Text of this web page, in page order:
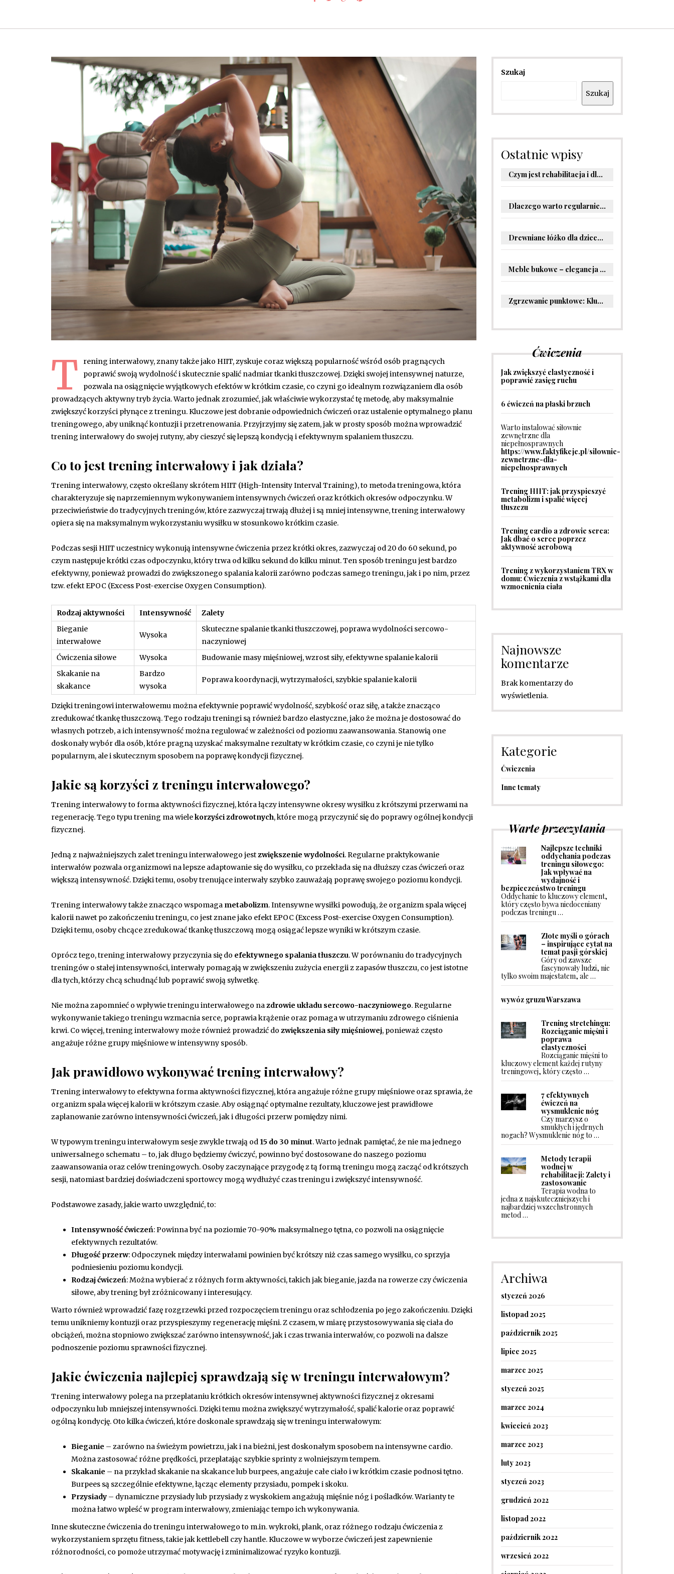
T
rening interwałowy, znany także jako HIIT, zyskuje coraz większą popularność wśród osób pragnących
poprawić swoją wydolność i skutecznie spalić nadmiar tkanki tłuszczowej. Dzięki swojej intensywnej naturze,
pozwala na osiągnięcie wyjątkowych efektów w krótkim czasie, co czyni go idealnym rozwiązaniem dla osób
prowadzących aktywny tryb życia. Warto jednak zrozumieć, jak właściwie wykorzystać tę metodę, aby maksymalnie
zwiększyć korzyści płynące z treningu. Kluczowe jest dobranie odpowiednich ćwiczeń oraz ustalenie optymalnego planu
treningowego, aby uniknąć kontuzji i przetrenowania. Przyjrzyjmy się zatem, jak w prosty sposób można wprowadzić
trening interwałowy do swojej rutyny, aby cieszyć się lepszą kondycją i efektywnym spalaniem tłuszczu.
Co to jest trening interwałowy i jak działa?
Trening interwałowy, często określany skrótem HIIT (High-Intensity Interval Training), to metoda treningowa, która
charakteryzuje się naprzemiennym wykonywaniem intensywnych ćwiczeń oraz krótkich okresów odpoczynku. W
przeciwieństwie do tradycyjnych treningów, które zazwyczaj trwają dłużej i są mniej intensywne, trening interwałowy
opiera się na maksymalnym wykorzystaniu wysiłku w stosunkowo krótkim czasie.
Podczas sesji HIIT uczestnicy wykonują intensywne ćwiczenia przez krótki okres, zazwyczaj od 20 do 60 sekund, po
czym następuje krótki czas odpoczynku, który trwa od kilku sekund do kilku minut. Ten sposób treningu jest bardzo
efektywny, ponieważ prowadzi do zwiększonego spalania kalorii zarówno podczas samego treningu, jak i po nim, przez
tzw. efekt EPOC (Excess Post-exercise Oxygen Consumption).
Rodzaj aktywności Intensywność
Zalety
Bieganie
interwałowe
Wysoka
Skuteczne spalanie tkanki tłuszczowej, poprawa wydolności sercowo-
naczyniowej
Ćwiczenia siłowe
Wysoka
Budowanie masy mięśniowej, wzrost siły, efektywne spalanie kalorii
Skakanie na
skakance
Bardzo
wysoka
Poprawa koordynacji, wytrzymałości, szybkie spalanie kalorii
Dzięki treningowi interwałowemu można efektywnie poprawić wydolność, szybkość oraz siłę, a także znacząco
zredukować tkankę tłuszczową. Tego rodzaju treningi są również bardzo elastyczne, jako że można je dostosować do
własnych potrzeb, a ich intensywność można regulować w zależności od poziomu zaawansowania. Stanowią one
doskonały wybór dla osób, które pragną uzyskać maksymalne rezultaty w krótkim czasie, co czyni je nie tylko
popularnym, ale i skutecznym sposobem na poprawę kondycji fizycznej.
Jakie są korzyści z treningu interwałowego?
Trening interwałowy to forma aktywności fizycznej, która łączy intensywne okresy wysiłku z krótszymi przerwami na
regenerację. Tego typu trening ma wielekorzyści zdrowotnych, które mogą przyczynić się do poprawy ogólnej kondycji
fizycznej.
Jedną z najważniejszych zalet treningu interwałowego jestzwiększenie wydolności. Regularne praktykowanie
interwałów pozwala organizmowi na lepsze adaptowanie się do wysiłku, co przekłada się na dłuższy czas ćwiczeń oraz
większą intensywność. Dzięki temu, osoby trenujące interwały szybko zauważają poprawę swojego poziomu kondycji.
Trening interwałowy także znacząco wspomaga metabolizm. Intensywne wysiłki powodują, że organizm spala więcej
kalorii nawet po zakończeniu treningu, co jest znane jako efekt EPOC (Excess Post-exercise Oxygen Consumption).
Dzięki temu, osoby chcące zredukować tkankę tłuszczową mogą osiągać lepsze wyniki w krótszym czasie.
Oprócz tego, trening interwałowy przyczynia się do efektywnego spalania tłuszczu. W porównaniu do tradycyjnych
treningów o stałej intensywności, interwały pomagają w zwiększeniu zużycia energii z zapasów tłuszczu, co jest istotne
dla tych, którzy chcą schudnąć lub poprawić swoją sylwetkę.
Nie można zapomnieć o wpływie treningu interwałowego nazdrowie układu sercowo-naczyniowego. Regularne
wykonywanie takiego treningu wzmacnia serce, poprawia krążenie oraz pomaga w utrzymaniu zdrowego ciśnienia
krwi. Co więcej, trening interwałowy może również prowadzić do zwiększenia siły mięśniowej, ponieważ często
angażuje różne grupy mięśniowe w intensywny sposób.
Jak prawidłowo wykonywać trening interwałowy?
Trening interwałowy to efektywna forma aktywności fizycznej, która angażuje różne grupy mięśniowe oraz sprawia, że
organizm spala więcej kalorii w krótszym czasie. Aby osiągnąć optymalne rezultaty, kluczowe jest prawidłowe
zaplanowanie zarówno intensywności ćwiczeń, jak i długości przerw pomiędzy nimi.
W typowym treningu interwałowym sesje zwykle trwają od 15 do 30 minut. Warto jednak pamiętać, że nie ma jednego
uniwersalnego schematu – to, jak długo będziemy ćwiczyć, powinno być dostosowane do naszego poziomu
zaawansowania oraz celów treningowych. Osoby zaczynające przygodę z tą formą treningu mogą zacząć od krótszych
sesji, natomiast bardziej doświadczeni sportowcy mogą wydłużyć czas treningu i zwiększyć intensywność.
Podstawowe zasady, jakie warto uwzględnić, to:
Intensywność ćwiczeń: Powinna być na poziomie 70-90% maksymalnego tętna, co pozwoli na osiągnięcie
efektywnych rezultatów.
Długość przerw: Odpoczynek między interwałami powinien być krótszy niż czas samego wysiłku, co sprzyja
podniesieniu poziomu kondycji.
Rodzaj ćwiczeń: Można wybierać z różnych form aktywności, takich jak bieganie, jazda na rowerze czy ćwiczenia
siłowe, aby trening był zróżnicowany i interesujący.
Warto również wprowadzić fazę rozgrzewki przed rozpoczęciem treningu oraz schłodzenia po jego zakończeniu. Dzięki
temu unikniemy kontuzji oraz przyspieszymy regenerację mięśni. Z czasem, w miarę przystosowywania się ciała do
obciążeń, można stopniowo zwiększać zarówno intensywność, jak i czas trwania interwałów, co pozwoli na dalsze
podnoszenie poziomu sprawności fizycznej.
Jakie ćwiczenia najlepiej sprawdzają się w treningu interwałowym?
Trening interwałowy polega na przeplataniu krótkich okresów intensywnej aktywności fizycznej z okresami
odpoczynku lub mniejszej intensywności. Dzięki temu można zwiększyć wytrzymałość, spalić kalorie oraz poprawić
ogólną kondycję. Oto kilka ćwiczeń, które doskonale sprawdzają się w treningu interwałowym:
Bieganie – zarówno na świeżym powietrzu, jak i na bieżni, jest doskonałym sposobem na intensywne cardio.
Można zastosować różne prędkości, przeplatając szybkie sprinty z wolniejszym tempem.
Skakanie – na przykład skakanie na skakance lub burpees, angażuje całe ciało i w krótkim czasie podnosi tętno.
Burpees są szczególnie efektywne, łącząc elementy przysiadu, pompek i skoku.
Przysiady – dynamiczne przysiady lub przysiady z wyskokiem angażują mięśnie nóg i pośladków. Warianty te
można łatwo wpleść w program interwałowy, zmieniając tempo ich wykonywania.
Inne skuteczne ćwiczenia do treningu interwałowego to m.in. wykroki, plank, oraz różnego rodzaju ćwiczenia z
wykorzystaniem sprzętu fitness, takie jak kettlebell czy hantle. Kluczowe w wyborze ćwiczeń jest zapewnienie
różnorodności, co pomoże utrzymać motywację i zminimalizować ryzyko kontuzji.
Szukaj
Szukaj
Ostatnie wpisy
Czym jest rehabilitacja i dlaczego jest kluczowa dla powrotu do zdrowia?
Dlaczego warto regularnie odwiedzać stomatologa?
Drewniane łóżko dla dziecka – oryginalne pomysły na aranżację pokoju malucha
Meble bukowe – elegancja i trwałość w Twoim wnętrzu
Zgrzewanie punktowe: Kluczowe informacje i zastosowania w przemyśle
Ćwiczenia
Jak zwiększyć elastyczność i
poprawić zasięg ruchu
6 ćwiczeń na płaski brzuch
Warto instalować siłownie
zewnętrzne dla
niepełnosprawnych
https://www.faktyfikcje.pl/silownie-
zewnetrzne-dla-
niepelnosprawnych
Trening HIIT: jak przyspieszyć
metabolizm i spalić więcej
tłuszczu
Trening cardio a zdrowie serca:
Jak dbać o serce poprzez
aktywność aerobową
Trening z wykorzystaniem TRX w
domu: Ćwiczenia z wstążkami dla
wzmocnienia ciała
Najnowsze
komentarze
Brak komentarzy do
wyświetlenia.
Kategorie
Ćwiczenia
Inne tematy
Warte przeczytania
Najlepsze techniki
oddychania podczas
treningu siłowego:
Jak wpływać na
wydajność i
bezpieczeństwo treningu
Oddychanie to kluczowy element,
który często bywa niedoceniany
podczas treningu …
Złote myśli o górach
– inspirujące cytat na
temat pasji górskiej
Góry od zawsze
fascynowały ludzi, nie
tylko swoim majestatem, ale …
wywóz gruzu Warszawa
Trening stretchingu:
Rozciąganie mięśni i
poprawa
elastyczności
Rozciąganie mięśni to
kluczowy element każdej rutyny
treningowej, który często …
7 efektywnych
ćwiczeń na
wysmuklenie nóg
Czy marzysz o
smukłych i jędrnych
nogach? Wysmuklenie nóg to …
Metody terapii
wodnej w
rehabilitacji: Zalety i
zastosowanie
Terapia wodna to
jedna z najskuteczniejszych i
najbardziej wszechstronnych
metod …
Archiwa
styczeń 2026
listopad 2025
październik 2025
lipiec 2025
marzec 2025
styczeń 2025
marzec 2024
kwiecień 2023
marzec 2023
luty 2023
styczeń 2023
grudzień 2022
listopad 2022
październik 2022
wrzesień 2022